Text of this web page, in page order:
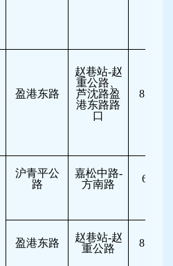
盈港东路
赵巷站-赵
重公路、
芦沈路盈
港东路路
口
8:00-
沪青平公
路
嘉松中路-
方南路
6:30-
盈港东路
赵巷站-赵
重公路
8:00-